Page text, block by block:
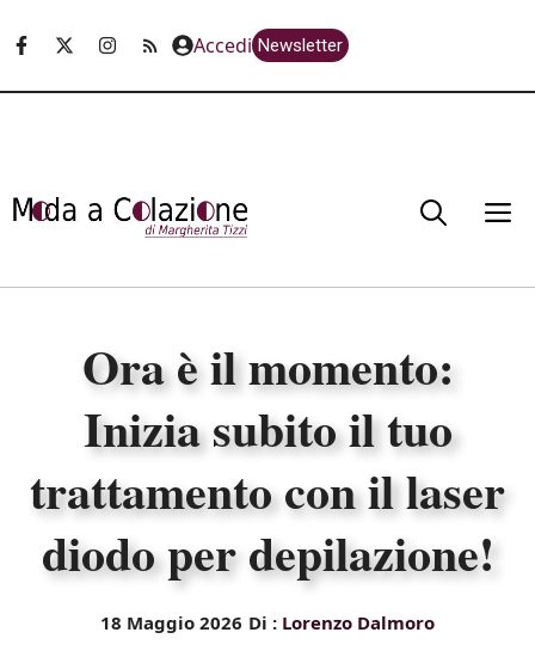
Accedi Newsletter
Ora è il momento:
Inizia subito il tuo
trattamento con il laser
diodo per depilazione!
18 Maggio 2026 Di : Lorenzo Dalmoro